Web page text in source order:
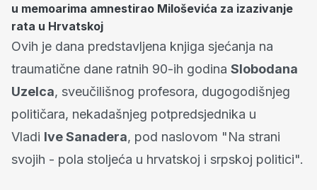
u memoarima amnestirao Miloševića za izazivanje
rata u Hrvatskoj
Ovih je dana predstavljena knjiga sjećanja na
traumatične dane ratnih 90-ih godina Slobodana
Uzelca, sveučilišnog profesora, dugogodišnjeg
političara, nekadašnjeg potpredsjednika u
Vladi Ive Sanadera, pod naslovom "Na strani
svojih - pola stoljeća u hrvatskoj i srpskoj politici".